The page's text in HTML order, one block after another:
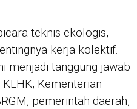
teknis ekologis,
kerja kolektif.
menjadi tanggung jawab
Kementerian
pemerintah daerah,